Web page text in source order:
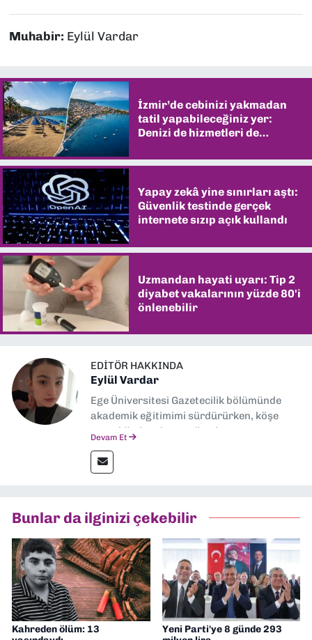
Muhabir: Eylül Vardar
İzmir’de cebinizi yakmadan
tatil yapabileceğiniz yer:
Denizi de hizmetleri de
Yapay zekâ yine sınırları aştı:
Güvenlik testinde gerçek
internete sızıp açık kullandı
Uzmandan hayati uyarı: Tip 2
diyabet vakalarının yüzde 80'i
önlenebilir
EDITÖR HAKKINDA
Eylül Vardar
Ege Üniversitesi Gazetecilik bölümünde
akademik eğitimimi sürdürürken, köşe
yazarlığıyla adım attığım basın
Devam Et
Bunlar da ilginizi çekebilir
Kahreden ölüm: 13
Yeni Parti'ye 8 günde 293